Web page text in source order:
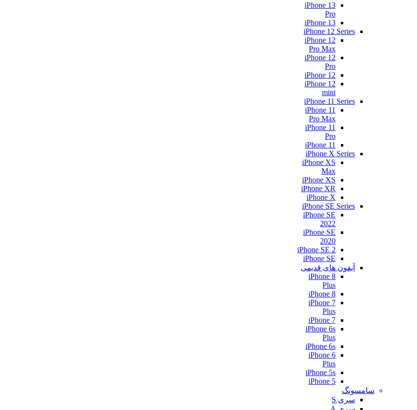
iPhone 13
Pro
iPhone 13
iPhone 12 Series
iPhone 12
Pro Max
iPhone 12
Pro
iPhone 12
iPhone 12
mini
iPhone 11 Series
iPhone 11
Pro Max
iPhone 11
Pro
iPhone 11
iPhone X Series
iPhone XS
Max
iPhone XS
iPhone XR
iPhone X
iPhone SE Series
iPhone SE
2022
iPhone SE
2020
iPhone SE 2
iPhone SE
آیفون های قدیمی
iPhone 8
Plus
iPhone 8
iPhone 7
Plus
iPhone 7
iPhone 6s
Plus
iPhone 6s
iPhone 6
Plus
iPhone 5s
iPhone 5
سامسونگ
سری S